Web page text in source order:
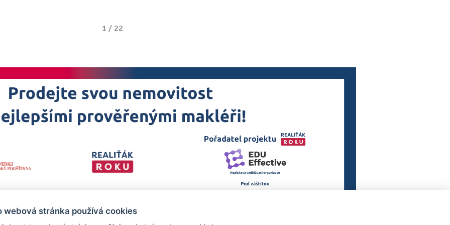
1 / 22
webová stránka používá cookies